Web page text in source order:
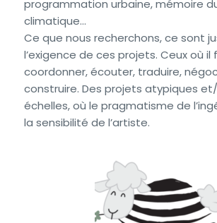
programmation urbaine, mémoire
climatique…
Ce que nous recherchons, ce sont
l’exigence de ces projets. Ceux où
coordonner, écouter, traduire,
construire. Des projets atypiques
échelles, où le pragmatisme de
la sensibilité de l’artiste.